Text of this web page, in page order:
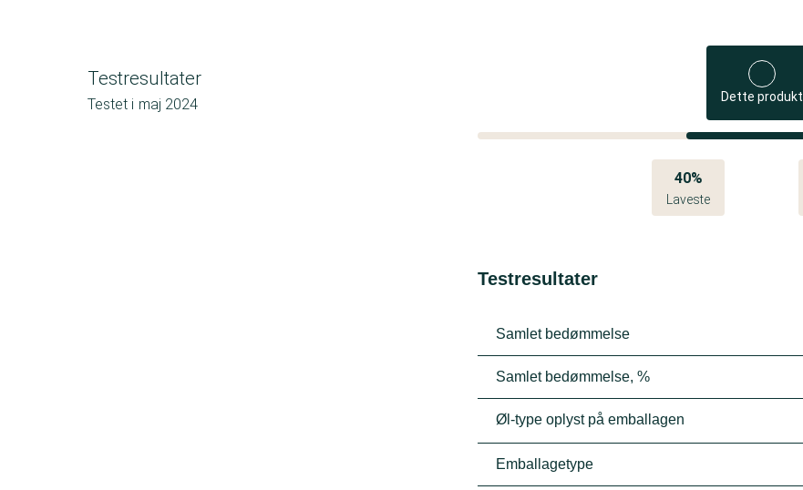
Testresultater
Testet i maj 2024 Dette produkt
40%
Laveste
Testresultater
Samlet bedømmelse
Samlet bedømmelse, %
Øl-type oplyst på emballagen
Emballagetype